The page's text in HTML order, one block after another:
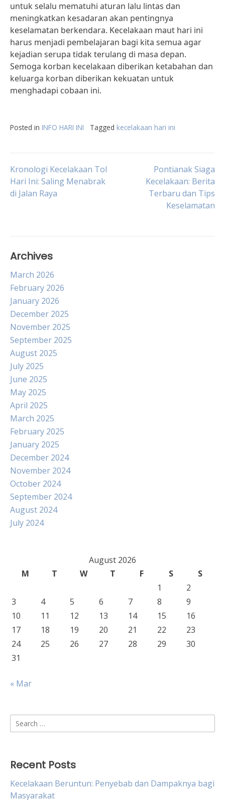
untuk selalu mematuhi aturan lalu lintas dan
meningkatkan kesadaran akan pentingnya
keselamatan berkendara. Kecelakaan maut hari ini
harus menjadi pembelajaran bagi kita semua agar
kejadian serupa tidak terulang di masa depan.
Semoga korban kecelakaan diberikan ketabahan dan
keluarga korban diberikan kekuatan untuk
menghadapi cobaan ini.
Posted in INFO HARI INI Tagged kecelakaan hari ini
Post
navigation
Kronologi Kecelakaan Tol
Hari Ini: Saling Menabrak
di Jalan Raya
Pontianak Siaga
Kecelakaan: Berita
Terbaru dan Tips
Keselamatan
Archives
March 2026
February 2026
January 2026
December 2025
November 2025
September 2025
August 2025
July 2025
June 2025
May 2025
April 2025
March 2025
February 2025
January 2025
December 2024
November 2024
October 2024
September 2024
August 2024
July 2024
August 2026
M
T W T F S
S
1
2
3
4 5 6 7 8
9
10
11 12 13 14 15
16
17
18 19 20 21 22
23
24
25 26 27 28 29
30
31
« Mar
Search
for:
Recent Posts
Kecelakaan Beruntun: Penyebab dan Dampaknya bagi
Masyarakat